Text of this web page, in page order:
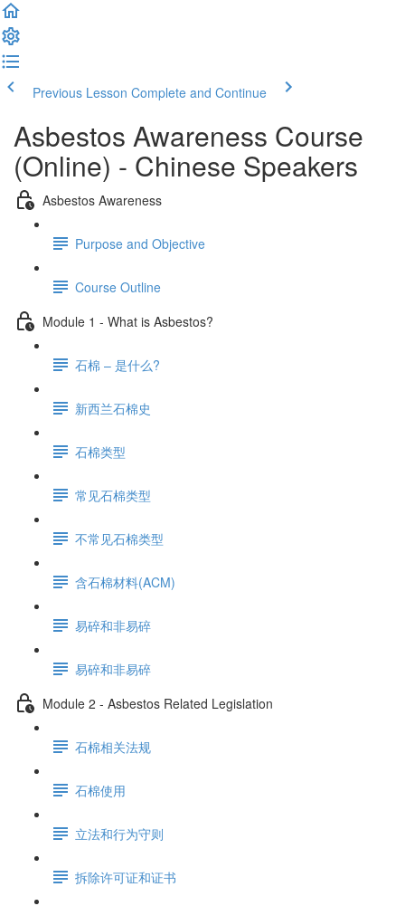
Previous Lesson Complete and Continue
Asbestos Awareness Course
(Online) - Chinese Speakers
Asbestos Awareness
Purpose and Objective
Course Outline
Module 1 - What is Asbestos?
石棉 – 是什么?
新西兰石棉史
石棉类型
常见石棉类型
不常见石棉类型
含石棉材料(ACM)
易碎和非易碎
易碎和非易碎
Module 2 - Asbestos Related Legislation
石棉相关法规
石棉使用
立法和行为守则
拆除许可证和证书